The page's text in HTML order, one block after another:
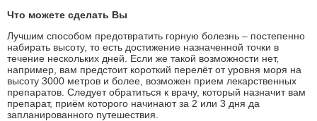
Что можете сделать Вы
Лучшим способом предотвратить горную болезнь – постепенно
набирать высоту, то есть достижение назначенной точки в
течение нескольких дней. Если же такой возможности нет,
например, вам предстоит короткий перелёт от уровня моря на
высоту 3000 метров и более, возможен прием лекарственных
препаратов. Следует обратиться к врачу, который назначит вам
препарат, приём которого начинают за 2 или 3 дня да
запланированного путешествия.